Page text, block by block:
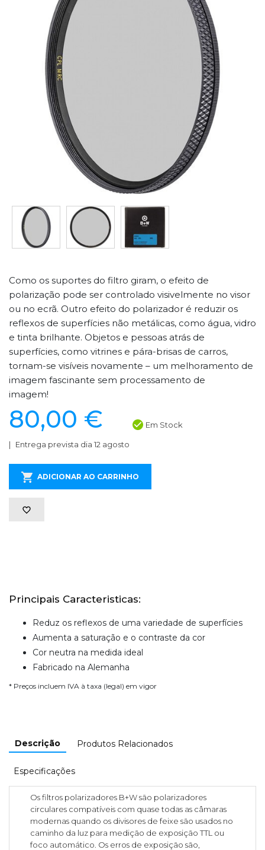
Como os suportes do filtro giram, o efeito de
polarização pode ser controlado visivelmente no visor
ou no ecrã. Outro efeito do polarizador é reduzir os
reflexos de superfícies não metálicas, como água, vidro
e tinta brilhante. Objetos e pessoas atrás de
superfícies, como vitrines e pára-brisas de carros,
tornam-se visíveis novamente – um melhoramento de
imagem fascinante sem processamento de
imagem!
80,00 € Em Stock
Entrega prevista dia 12 agosto
ADICIONAR AO CARRINHO
Principais Caracteristicas:
Reduz os reflexos de uma variedade de superfícies
Aumenta a saturação e o contraste da cor
Cor neutra na medida ideal
Fabricado na Alemanha
* Preços incluem IVA à taxa (legal) em vigor
Descrição Produtos Relacionados
Especificações
Os filtros polarizadores B+W são polarizadores
circulares compatíveis com quase todas as câmaras
modernas quando os divisores de feixe são usados no
caminho da luz para medição de exposição TTL ou
foco automático. Os erros de exposição são,